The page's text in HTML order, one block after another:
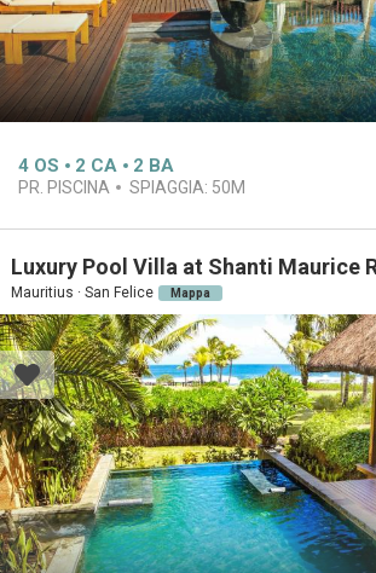
4 OS 2 CA 2 BA
PR. PISCINA SPIAGGIA: 50M
Luxury Pool Villa at Shanti Maurice
Mauritius · San Felice Mappa